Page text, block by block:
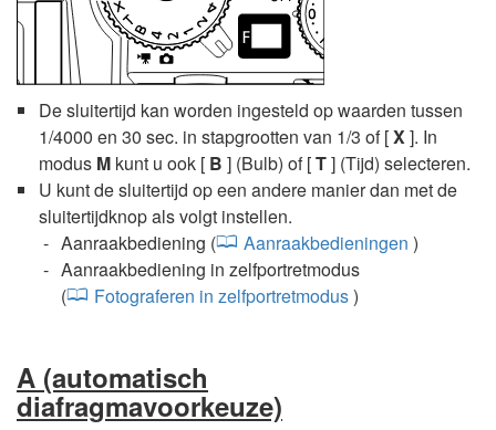
De sluitertijd kan worden ingesteld op waarden tussen
1/4000 en 30 sec. in stapgrootten van 1/3 of [X]. In
modus M kunt u ook [ B ] (Bulb) of [T] (Tijd) selecteren.
U kunt de sluitertijd op een andere manier dan met de
sluitertijdknop als volgt instellen.
Aanraakbediening (
Aanraakbedieningen )
Aanraakbediening in zelfportretmodus
(
Fotograferen in zelfportretmodus)
A (automatisch
diafragmavoorkeuze)